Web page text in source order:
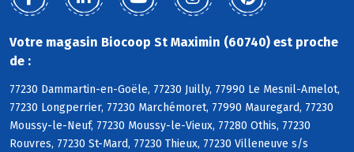
Votre magasin Biocoop St Maximin (60740) est proche
de :
77230 Dammartin-en-Goële, 77230 Juilly, 77990 Le Mesnil-Amelot,
77230 Longperrier, 77230 Marchémoret, 77990 Mauregard, 77230
Moussy-le-Neuf, 77230 Moussy-le-Vieux, 77280 Othis, 77230
Rouvres, 77230 St-Mard, 77230 Thieux, 77230 Villeneuve s/s